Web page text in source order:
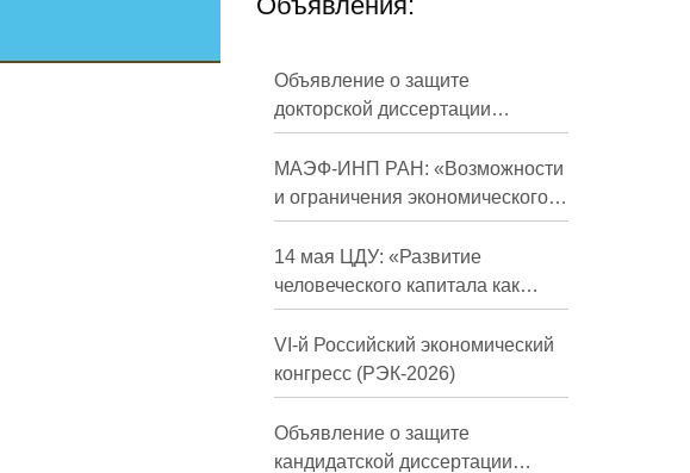
Объявление о защите
докторской диссертации
Кузнецова Михаила
Евгеньевича
МАЭФ-ИНП РАН: «Возможности
и ограничения экономического
развития России в средне- и
долгосрочной перспективе»
14 мая ЦДУ: «Развитие
человеческого капитала как
фактор экономического роста»
VI-й Российский экономический
конгресс (РЭК-2026)
Объявление о защите
кандидатской диссертации